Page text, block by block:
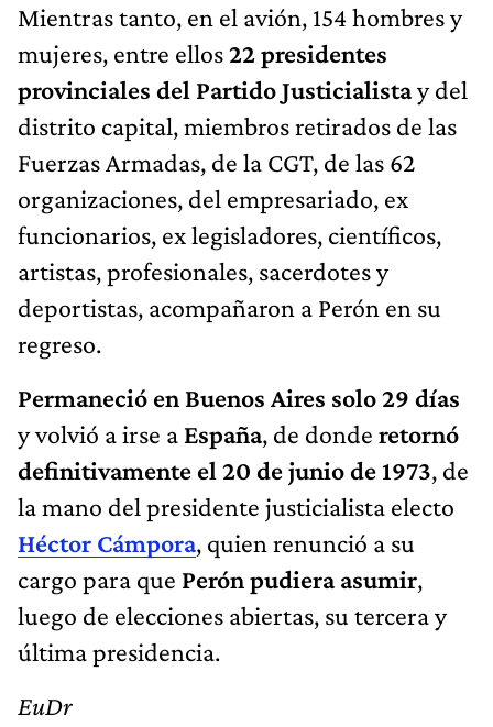
Mientras tanto, en el avión, 154 hombres y
mujeres, entre ellos22 presidentes
provinciales del Partido Justicialistay del
distrito capital, miembros retirados de las
Fuerzas Armadas, de la CGT, de las 62
organizaciones, del empresariado, ex
funcionarios, ex legisladores, científicos,
artistas, profesionales, sacerdotes y
deportistas, acompañaron a Perón en su
regreso.
Permaneció en Buenos Aires solo 29 días
y volvió a irse a España, de donde retornó
definitivamente el 20 de junio de 1973, de
la mano del presidente justicialista electo
Héctor Cámpora, quien renunció a su
cargo para que Perón pudiera asumir,
luego de elecciones abiertas, su tercera y
última presidencia.
EuDr